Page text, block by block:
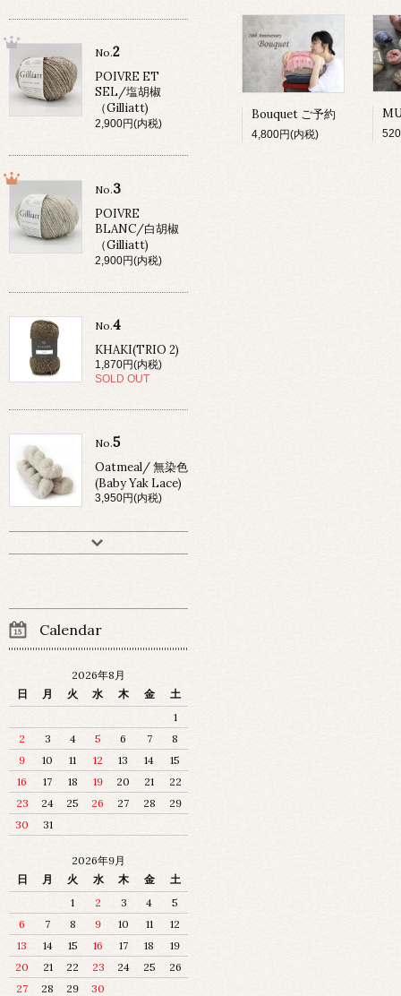
Bouquet ご予約
4,800円(内税)
No.2
POIVRE ET
SEL/塩胡椒
（Gilliatt)
2,900円(内税)
No.3
POIVRE
BLANC/白胡椒
（Gilliatt)
2,900円(内税)
No.4
KHAKI(TRIO 2)
1,870円(内税)
SOLD OUT
No.5
Oatmeal/ 無染色
(Baby Yak Lace)
3,950円(内税)
Calendar
2026年8月
日
月 火 水 木 金
土
1
2
3 4 5 6 7
8
9
10 11 12 13 14
15
16
17 18 19 20 21
22
23
24 25 26 27 28
29
30
31
2026年9月
日
月 火 水 木 金
土
1
2 3 4
5
6
7 8 9 10 11
12
13
14 15 16 17 18
19
20
21 22 23 24 25
26
27
28 29 30